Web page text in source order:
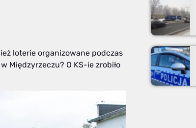
loterie organizowane podczas
Międzyrzeczu? O KS-ie zrobiło